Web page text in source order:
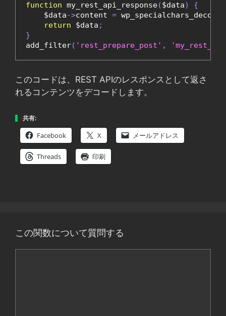
function my_rest_api_response($data)
{
    $data
->content = wp_specialchars_decode
return $data ;
}
add_filter( 'rest_prepare_post' ,
このコードは、REST APIのレスポンスとして返さ
れるコンテンツをデコードします。
共有:
Facebook X メールアドレス
Threads 印刷
この関数について質問する